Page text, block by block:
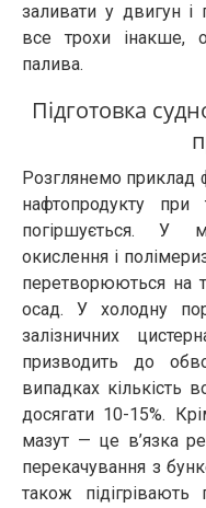
заливати у двигун і
все трохи інакше,
палива.
Підготовка
Розглянемо приклад
нафтопродукту при
погіршується. У
окислення і
перетворюються на
осад. У холодну
залізничних
призводить до
випадках кількість
досягати 10-15%.
мазут — це в’язка
перекачування з
також